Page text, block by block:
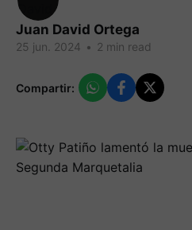
Juan David Ortega
25 jun. 2024 • 2 min read
Compartir: